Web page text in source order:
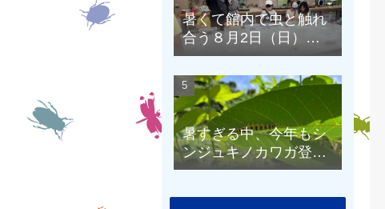
暑くて館内で虫と触れ
合う８月2日（日）の
昆虫館
暑すぎる中、今年もシ
ンジュキノカワガ登
場！8月1日（土）の昆